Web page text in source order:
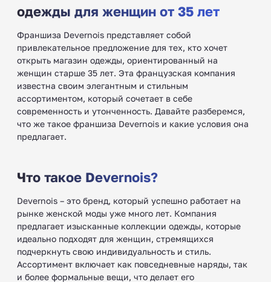
одежды для женщин от 35 лет
Франшиза Devernois представляет собой
привлекательное предложение для тех, кто хочет
открыть магазин одежды, ориентированный на
женщин старше 35 лет. Эта французская компания
известна своим элегантным и стильным
ассортиментом, который сочетает в себе
современность и утонченность. Давайте разберемся,
что же такое франшиза Devernois и какие условия она
предлагает.
Что такое Devernois?
Devernois – это бренд, который успешно работает на
рынке женской моды уже много лет. Компания
предлагает изысканные коллекции одежды, которые
идеально подходят для женщин, стремящихся
подчеркнуть свою индивидуальность и стиль.
Ассортимент включает как повседневные наряды, так
и более формальные вещи, что делает его